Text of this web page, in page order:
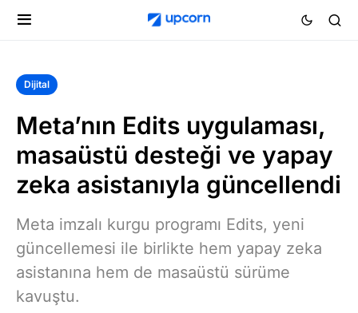
Dijital
Meta’nın Edits uygulaması,
masaüstü desteği ve yapay
zeka asistanıyla güncellendi
Meta imzalı kurgu programı Edits, yeni
güncellemesi ile birlikte hem yapay zeka
asistanına hem de masaüstü sürüme
kavuştu.